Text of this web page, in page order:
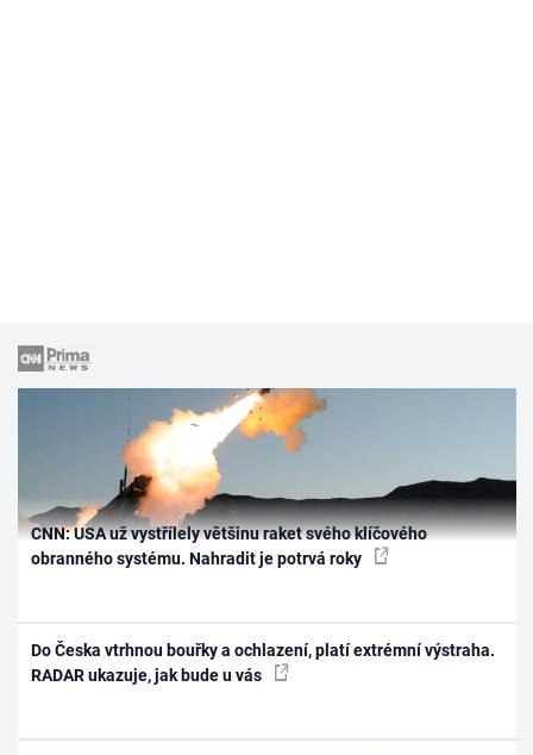
CNN: USA už vystřílely většinu raket svého klíčového
obranného systému. Nahradit je potrvá roky
Do Česka vtrhnou bouřky a ochlazení, platí extrémní výstraha.
RADAR ukazuje, jak bude u vás